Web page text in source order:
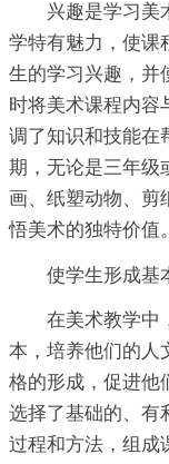
兴趣是学习美
学特有魅力，使课
生的学习兴趣，并
时将美术课程内容
调了知识和技能在
期，无论是三年级
画、纸塑动物、剪
悟美术的独特价值。
使学生形成基
在美术教学中
本，培养他们的人
格的形成，促进他
选择了基础的、有
过程和方法，组成